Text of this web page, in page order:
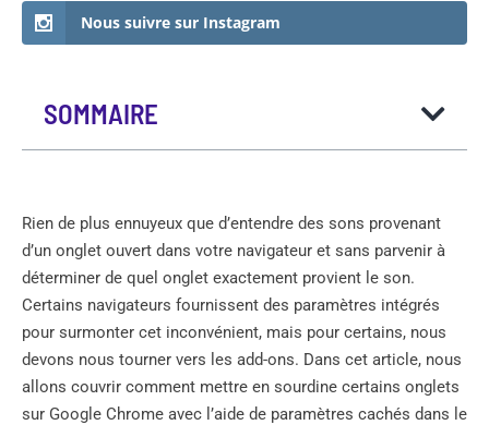
Nous suivre sur Instagram
SOMMAIRE
Rien de plus ennuyeux que d’entendre des sons provenant
d’un onglet ouvert dans votre navigateur et sans parvenir à
déterminer de quel onglet exactement provient le son.
Certains navigateurs fournissent des paramètres intégrés
pour surmonter cet inconvénient, mais pour certains, nous
devons nous tourner vers les add-ons. Dans cet article, nous
allons couvrir comment mettre en sourdine certains onglets
sur Google Chrome avec l’aide de paramètres cachés dans le